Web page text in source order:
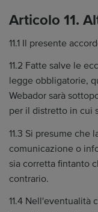
Articolo 11.
11.1 Il presente
11.2 Fatte salve le
legge obbligatorie,
Webador sarà
per il distretto in cui
11.3 Si presume che
comunicazione o
sia corretta fintanto
contrario.
11.4 Nell'eventualità